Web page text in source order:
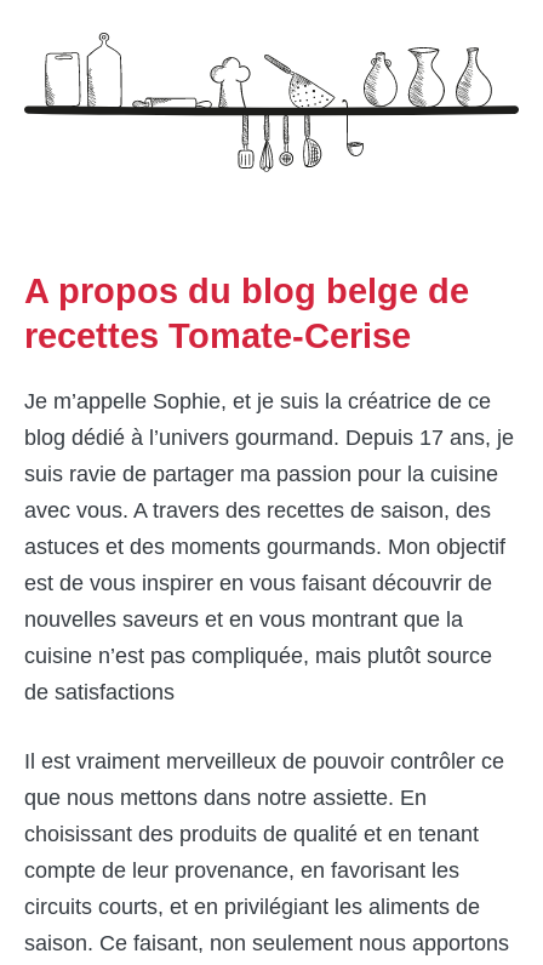
A propos du blog belge de
recettes Tomate-Cerise
Je m’appelle Sophie, et je suis la créatrice de ce
blog dédié à l’univers gourmand. Depuis 17 ans, je
suis ravie de partager ma passion pour la cuisine
avec vous. A travers des recettes de saison, des
astuces et des moments gourmands. Mon objectif
est de vous inspirer en vous faisant découvrir de
nouvelles saveurs et en vous montrant que la
cuisine n’est pas compliquée, mais plutôt source
de satisfactions
Il est vraiment merveilleux de pouvoir contrôler ce
que nous mettons dans notre assiette. En
choisissant des produits de qualité et en tenant
compte de leur provenance, en favorisant les
circuits courts, et en privilégiant les aliments de
saison. Ce faisant, non seulement nous apportons